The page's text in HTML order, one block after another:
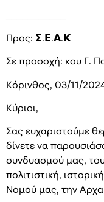
Προς: 𝝨.𝝚.𝝖.𝝟
Σε προσοχή: κου Γ.
Κόρινθος, 03/11/
Κύριοι,
Σας ευχαριστούμε
δίνετε να
συνδυασμού μας, του
πολιτιστική,
Νομού μας, την